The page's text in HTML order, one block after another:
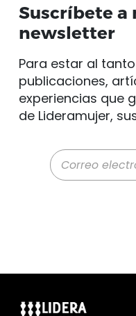
Suscríbete a
newsletter
Para estar al
publicaciones,
experiencias que
de Lideramujer,
Correo